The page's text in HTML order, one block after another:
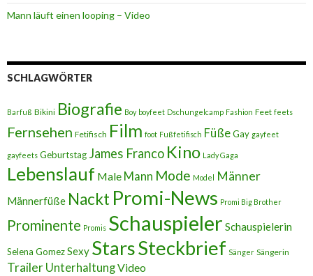
Mann läuft einen looping – Video
SCHLAGWÖRTER
Barfuß Bikini Biografie Boy boyfeet Dschungelcamp Fashion Feet feets
Fernsehen Fetifisch Film foot Fußfetifisch FüßeGay gayfeet
gayfeets Geburtstag James Franco Kino Lady Gaga
Lebenslauf Male Mann Mode Model Männer
Männerfüße Nackt Promi-News Promi Big Brother
Prominente Promis Schauspieler Schauspielerin
Selena GomezSexy StarsSteckbrief Sänger Sängerin
Trailer UnterhaltungVideo